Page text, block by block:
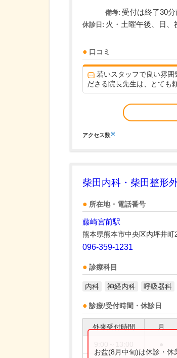
備考: 受付は終了30分
休診日: 火・土曜午後、日、
口コミ
若いスタッフで良い雰囲
ださる院長先生は、とても
アクセス数※
柴田内科・柴田整形
所在地・電話番号
藤崎宮前駅
熊本県熊本市中央区内坪井町
096-359-1231
診療科目
内科 神経内科 呼吸器科
診療/受付時間・休診日
外来受付時間 月
お盆(8月中旬)は休診・休